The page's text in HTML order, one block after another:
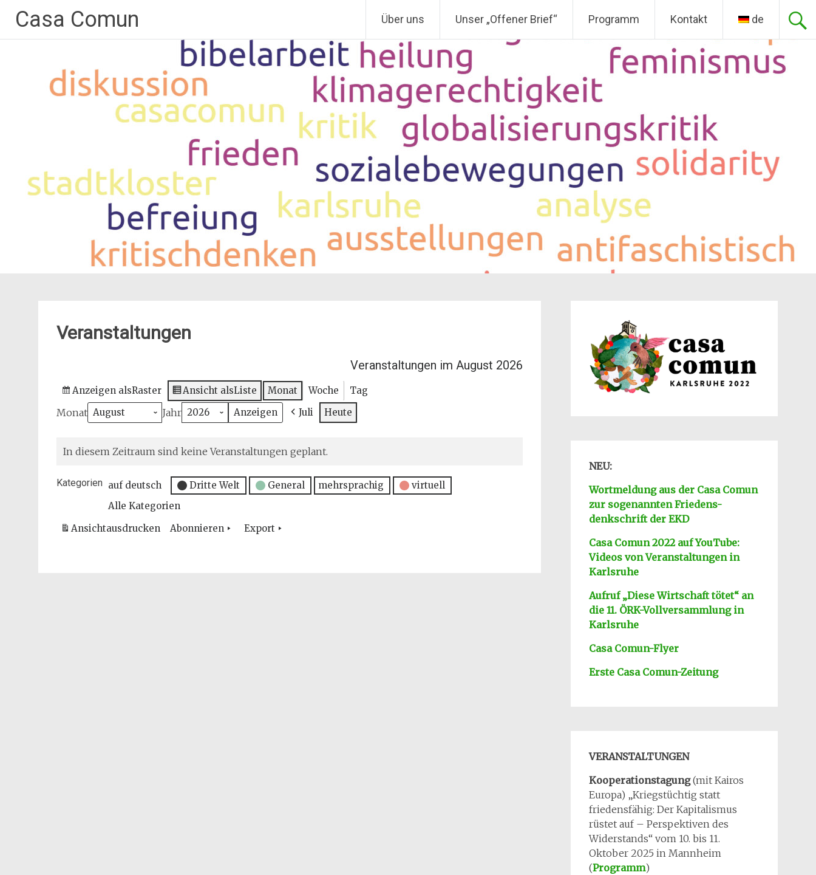
Inhalt
springen
Casa Comun Über uns Unser „Offener Brief“ Programm Kontakt de
Veranstaltungen
Veranstaltungen im August 2026
Anzeigen alsRaster Ansicht alsListe Monat Woche Tag
Monat Jahr Juli Heute
In diesem Zeitraum sind keine Veranstaltungen geplant.
Kategorien auf deutsch Dritte Welt General mehrsprachig
virtuell
Alle Kategorien
Ansichtausdrucken Abonnieren Export
NEU:
Wortmeldung aus der Casa Comun
zur sogenannten Friedens-
denkschrift der EKD
Casa Comun 2022 auf YouTube:
Videos von Veranstaltungen in
Karlsruhe
Aufruf „Diese Wirtschaft tötet“ an
die 11. ÖRK-Vollversammlung in
Karlsruhe
Casa Comun-Flyer
Erste Casa Comun-Zeitung
VERANSTALTUNGEN
Kooperationstagung(mit Kairos
Europa) „Kriegstüchtig statt
friedensfähig: Der Kapitalismus
rüstet auf – Perspektiven des
Widerstands“ vom 10. bis 11.
Oktober 2025 in Mannheim
(Programm)